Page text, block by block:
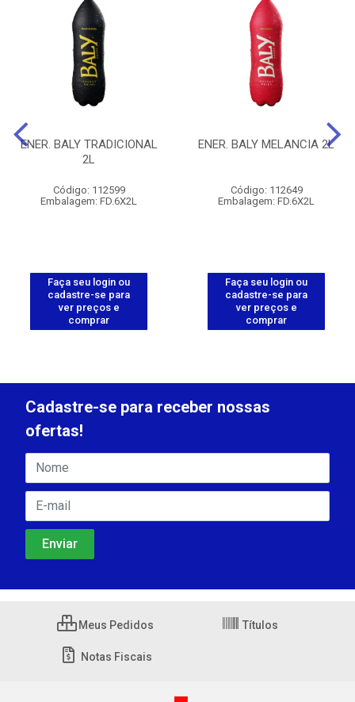
ENER. BALY TRADICIONAL
2L
Código: 112599
Embalagem: FD.6X2L
Faça seu login ou
cadastre-se para
ver preços e
comprar
ENER. BALY MELANCIA 2L
Código: 112649
Embalagem: FD.6X2L
Faça seu login ou
cadastre-se para
ver preços e
comprar
Cadastre-se para receber nossas
ofertas!
Meus Pedidos Títulos
Notas Fiscais